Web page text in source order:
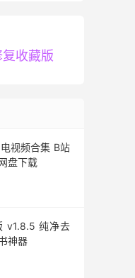
复收藏版
视频合集 B站
盘下载
v1.8.5 纯净去
神器